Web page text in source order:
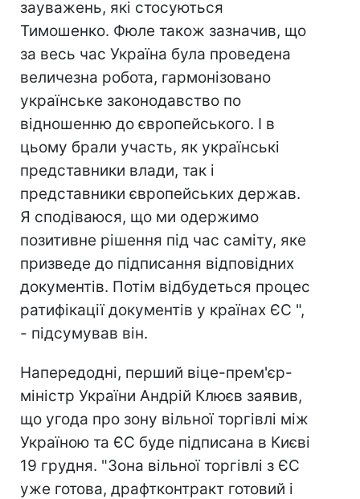
зауважень, які стосуються
Тимошенко. Фюле також зазначив, що
за весь час Україна була проведена
величезна робота, гармонізовано
українське законодавство по
відношенню до європейського. І в
цьому брали участь, як українські
представники влади, так і
представники європейських держав.
Я сподіваюся, що ми одержимо
позитивне рішення під час саміту, яке
призведе до підписання відповідних
документів. Потім відбудеться процес
ратифікації документів у країнах ЄС ",
- підсумував він.
Напередодні, перший віце-прем'єр-
міністр України Андрій Клюєв заявив,
що угода про зону вільної торгівлі між
Україною та ЄС буде підписана в Києві
19 грудня. "Зона вільної торгівлі з ЄС
уже готова, драфтконтракт готовий і